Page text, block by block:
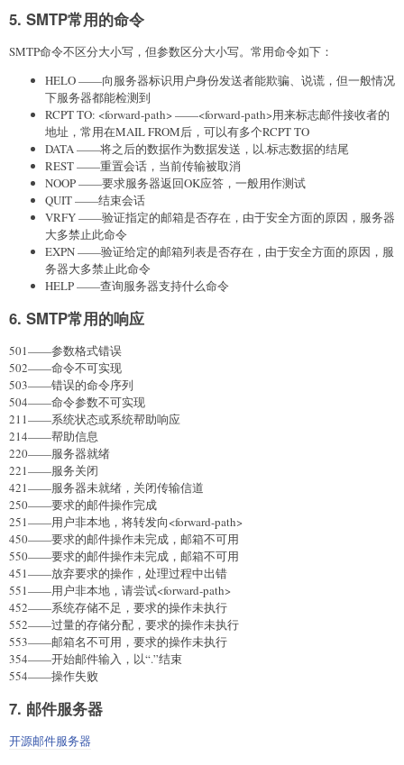
5. SMTP常用的命令
SMTP命令不区分大小写，但参数区分大小写。常用命令如下：
HELO——向服务器标识用户身份发送者能欺骗、说谎，但一般情况
下服务器都能检测到
RCPT TO: <forward-path>——<forward-path>用来标志邮件接收者的
地址，常用在MAIL FROM后，可以有多个RCPT TO
DATA——将之后的数据作为数据发送，以.标志数据的结尾
REST——重置会话，当前传输被取消
NOOP——要求服务器返回OK应答，一般用作测试
QUIT——结束会话
VRFY——验证指定的邮箱是否存在，由于安全方面的原因，服务器
大多禁止此命令
EXPN——验证给定的邮箱列表是否存在，由于安全方面的原因，服
务器大多禁止此命令
HELP——查询服务器支持什么命令
6. SMTP常用的响应
501——参数格式错误
502——命令不可实现
503——错误的命令序列
504——命令参数不可实现
211——系统状态或系统帮助响应
214——帮助信息
220——服务器就绪
221——服务关闭
421——服务器未就绪，关闭传输信道
250——要求的邮件操作完成
251——用户非本地，将转发向<forward-path>
450——要求的邮件操作未完成，邮箱不可用
550——要求的邮件操作未完成，邮箱不可用
451——放弃要求的操作，处理过程中出错
551——用户非本地，请尝试<forward-path>
452——系统存储不足，要求的操作未执行
552——过量的存储分配，要求的操作未执行
553——邮箱名不可用，要求的操作未执行
354——开始邮件输入，以“.”结束
554——操作失败
7. 邮件服务器
开源邮件服务器